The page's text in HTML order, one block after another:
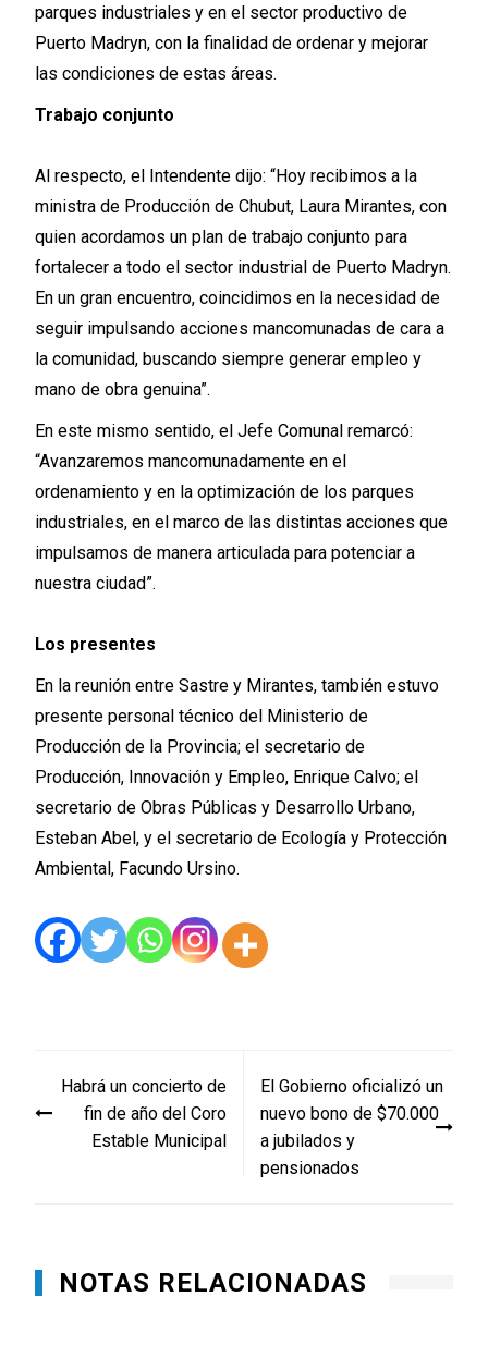
parques industriales y en el sector productivo de
Puerto Madryn, con la finalidad de ordenar y mejorar
las condiciones de estas áreas.
Trabajo conjunto
Al respecto, el Intendente dijo: “Hoy recibimos a la
ministra de Producción de Chubut, Laura Mirantes, con
quien acordamos un plan de trabajo conjunto para
fortalecer a todo el sector industrial de Puerto Madryn.
En un gran encuentro, coincidimos en la necesidad de
seguir impulsando acciones mancomunadas de cara a
la comunidad, buscando siempre generar empleo y
mano de obra genuina”.
En este mismo sentido, el Jefe Comunal remarcó:
“Avanzaremos mancomunadamente en el
ordenamiento y en la optimización de los parques
industriales, en el marco de las distintas acciones que
impulsamos de manera articulada para potenciar a
nuestra ciudad”.
Los presentes
En la reunión entre Sastre y Mirantes, también estuvo
presente personal técnico del Ministerio de
Producción de la Provincia; el secretario de
Producción, Innovación y Empleo, Enrique Calvo; el
secretario de Obras Públicas y Desarrollo Urbano,
Esteban Abel, y el secretario de Ecología y Protección
Ambiental, Facundo Ursino.
de
entradas
Habrá un concierto de
fin de año del Coro
Estable Municipal
El Gobierno oficializó un
nuevo bono de $70.000
a jubilados y
pensionados
NOTAS RELACIONADAS